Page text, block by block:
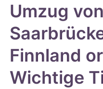
Umzug von
Finnland
Wichtige